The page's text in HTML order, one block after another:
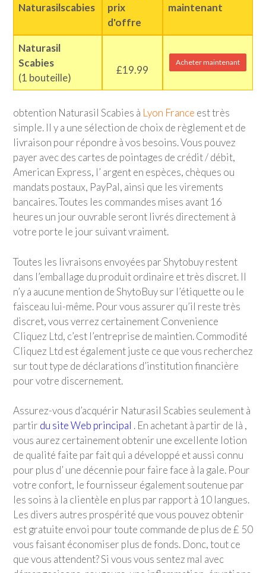
Naturasilscabies
prix
d'offre
maintenant
Naturasil
Scabies
(1 bouteille)
£19.99
Acheter maintenant
obtention Naturasil Scabies à Lyon France est très
simple. Il y a une sélection de choix de règlement et de
livraison pour répondre à vos besoins. Vous pouvez
payer avec des cartes de pointages de crédit / débit,
American Express, l’ argent en espèces, chèques ou
mandats postaux, PayPal, ainsi que les virements
bancaires. Toutes les commandes mises avant 16
heures un jour ouvrable seront livrés directement à
votre porte le jour suivant vraiment.
Toutes les livraisons envoyées par Shytobuy restent
dans l’emballage du produit ordinaire et très discret. Il
n’y a aucune mention de ShytoBuy sur l’étiquette ou le
faisceau lui-même. Pour vous assurer qu’il reste très
discret, vous verrez certainement Convenience
Cliquez Ltd, c’est l’entreprise de maintien. Commodité
Cliquez Ltd est également juste ce que vous recherchez
sur tout type de déclarations d’institution financière
pour votre discernement.
Assurez-vous d’acquérir Naturasil Scabies seulement à
partir du site Web principal . En achetant à partir de là ,
vous aurez certainement obtenir une excellente lotion
de qualité faite par fait qui a développé et aussi connu
pour plus d’ une décennie pour faire face à la gale. Pour
votre confort, le fournisseur également soutenue par
les soins à la clientèle en plus par rapport à 10 langues.
Les divers autres prospérité que vous pouvez obtenir
est gratuite envoi pour toute commande de plus de £ 50
vous faisant économiser plus de fonds. Donc, tout ce
que vous attendent? Si vous vous sentez mal avec